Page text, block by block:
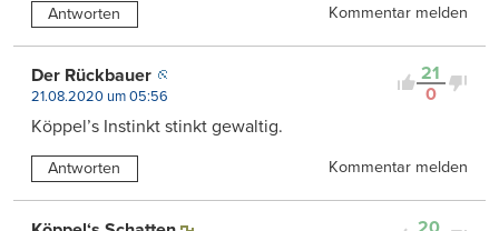
Antworten Kommentar melden
21
0
Der Rückbauer
21.08.2020 um 05:56
Köppel’s Instinkt stinkt gewaltig.
Antworten Kommentar melden